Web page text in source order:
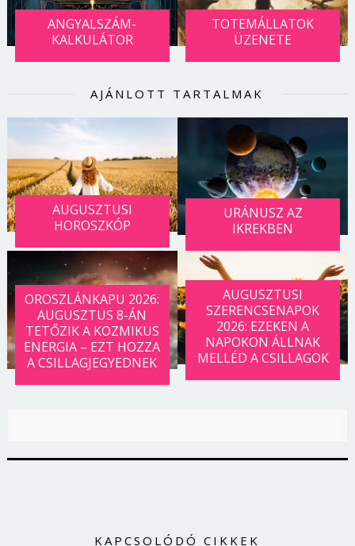
ANGYALSZÁM-
KALKULÁTOR
TOTEMÁLLATOK
ÜZENETE
AJÁNLOTT TARTALMAK
AUGUSZTUSI
HOROSZKÓP
URÁNUSZ AZ
IKREKBEN
OROSZLÁNKAPU 2026:
AUGUSZTUS 8-ÁN
TETŐZIK A KOZMIKUS
ENERGIA – EZT HOZZA
A CSILLAGJEGYEDNEK
AUGUSZTUSI
SZERENCSENAPOK
2026: EZEKEN A
NAPOKON ÁLLNAK
MELLÉD A CSILLAGOK
KAPCSOLÓDÓ CIKKEK